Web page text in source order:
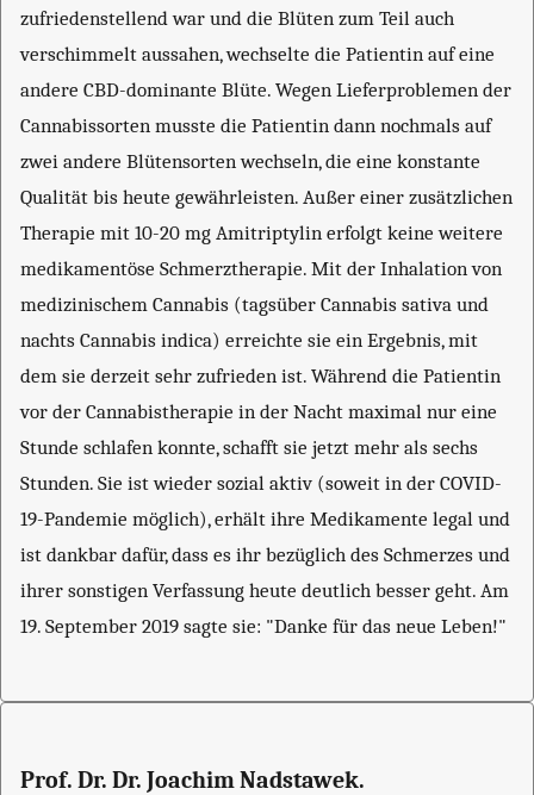
zufriedenstellend war und die Blüten zum Teil auch
verschimmelt aussahen, wechselte die Patientin auf eine
andere CBD-dominante Blüte. Wegen Lieferproblemen der
Cannabissorten musste die Patientin dann nochmals auf
zwei andere Blütensorten wechseln, die eine konstante
Qualität bis heute gewährleisten. Außer einer zusätzlichen
Therapie mit 10-20 mg Amitriptylin erfolgt keine weitere
medikamentöse Schmerztherapie. Mit der Inhalation von
medizinischem Cannabis (tagsüber Cannabis sativa und
nachts Cannabis indica) erreichte sie ein Ergebnis, mit
dem sie derzeit sehr zufrieden ist. Während die Patientin
vor der Cannabistherapie in der Nacht maximal nur eine
Stunde schlafen konnte, schafft sie jetzt mehr als sechs
Stunden. Sie ist wieder sozial aktiv (soweit in der COVID-
19-Pandemie möglich), erhält ihre Medikamente legal und
ist dankbar dafür, dass es ihr bezüglich des Schmerzes und
ihrer sonstigen Verfassung heute deutlich besser geht. Am
19. September 2019 sagte sie: "Danke für das neue Leben!"
Prof. Dr. Dr. Joachim Nadstawek.